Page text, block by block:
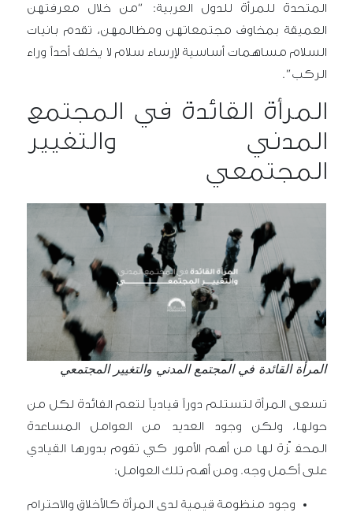
المتحدة للمرأة للدول العربية: “من خلال معرفتهن
العميقة بمخاوف مجتمعاتهن ومظالمهن، تقدم بانيات
السلام مساهمات أساسية لإرساء سلام لا يخلف أحداً وراء
الركب”.
المرأة القائدة في المجتمع
المدني والتغيير
المجتمعي
المرأة القائدة في المجتمع المدني والتغيير المجتمعي
تسعى المرأة لتستلم دوراً قيادياً لتعم الفائدة لكل من
حولها، ولكن وجود العديد من العوامل المساعدة
المحفّزة لها من أهم الأمور كي تقوم بدورها القيادي
على أكمل وجه. ومن أهم تلك العوامل:
وجود منظومة قيمية لدى المرأة كالأخلاق والاحترام